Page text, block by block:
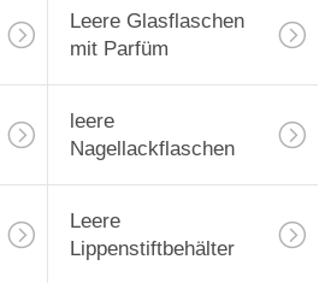
Leere Glasflaschen
mit Parfüm
leere
Nagellackflaschen
Leere
Lippenstiftbehälter